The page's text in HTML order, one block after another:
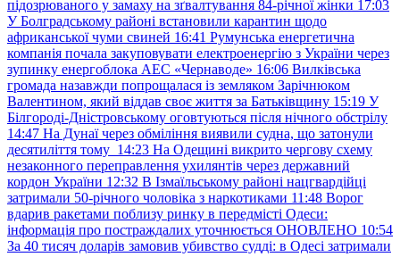
підозрюваного у замаху на зґвалтування 84-річної жінки 17:03
У Болградському районі встановили карантин щодо
африканської чуми свиней 16:41 Румунська енергетична
компанія почала закуповувати електроенергію з України через
зупинку енергоблока АЕС «Чернаводе» 16:06 Вилківська
громада назавжди попрощалася із земляком Зарічнюком
Валентином, який віддав своє життя за Батьківщину 15:19 У
Білгороді-Дністровському оговтуються після нічного обстрілу
14:47 На Дунаї через обміління виявили судна, що затонули
десятиліття тому 14:23 На Одещині викрито чергову схему
незаконного переправлення ухилянтів через державний
кордон України 12:32 В Ізмаїльському районі нацгвардійці
затримали 50-річного чоловіка з наркотиками 11:48 Ворог
вдарив ракетами поблизу ринку в передмісті Одеси:
інформація про постраждалих уточнюється ОНОВЛЕНО 10:54
За 40 тисяч доларів замовив убивство судді: в Одесі затримали